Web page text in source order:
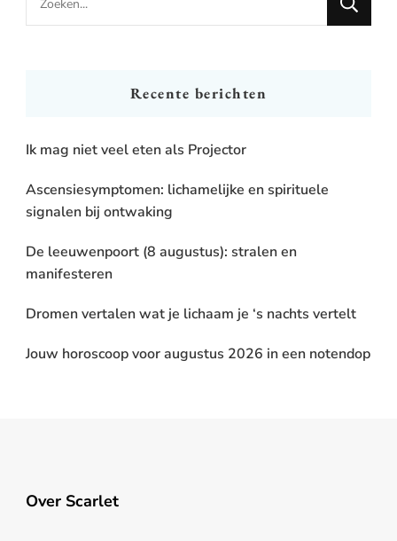
for
Recente berichten
Ik mag niet veel eten als Projector
Ascensiesymptomen: lichamelijke en spirituele
signalen bij ontwaking
De leeuwenpoort (8 augustus): stralen en
manifesteren
Dromen vertalen wat je lichaam je ‘s nachts vertelt
Jouw horoscoop voor augustus 2026 in een notendop
Over Scarlet